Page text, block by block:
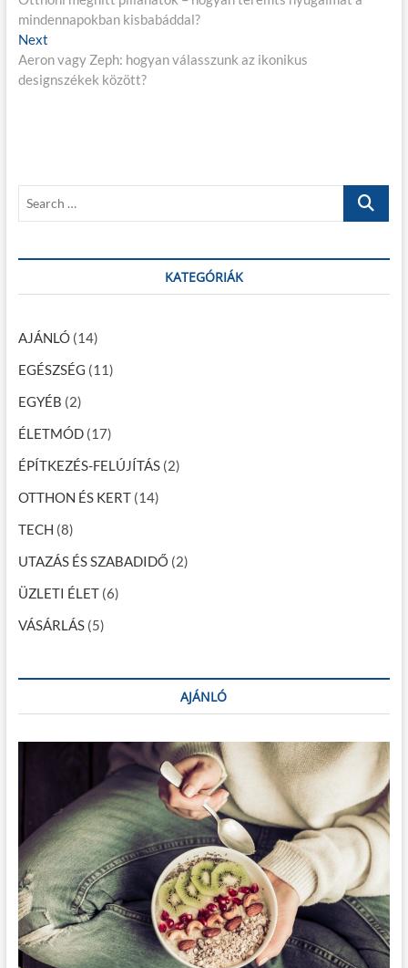
e
j
e
é
s
v
i
g
á
c
i
ó
e
i
o
:
mindennapokban kisbabáddal?
Next
e
x
:
Aeron vagy Zeph: hogyan válasszunk az ikonikus
designszékek között?
r
h
KATEGÓRIÁK
AJÁNLÓ(14)
EGÉSZSÉG (11)
EGYÉB (2)
ÉLETMÓD(17)
ÉPÍTKEZÉS-FELÚJÍTÁS(2)
OTTHON ÉS KERT(14)
TECH (8)
UTAZÁS ÉS SZABADIDŐ (2)
ÜZLETI ÉLET(6)
VÁSÁRLÁS(5)
AJÁNLÓ